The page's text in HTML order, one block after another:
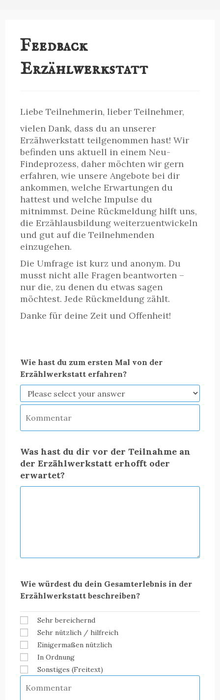
Feedback
Erzählwerkstatt
Liebe Teilnehmerin, lieber Teilnehmer,
vielen Dank, dass du an unserer
Erzähwerkstatt teilgenommen hast! Wir
befinden uns aktuell in einem Neu-
Findeprozess, daher möchten wir gern
erfahren, wie unsere Angebote bei dir
ankommen, welche Erwartungen du
hattest und welche Impulse du
mitnimmst. Deine Rückmeldung hilft uns,
die Erzählausbildung weiterzuentwickeln
und gut auf die Teilnehmenden
einzugehen.
Die Umfrage ist kurz und anonym. Du
musst nicht alle Fragen beantworten –
nur die, zu denen du etwas sagen
möchtest. Jede Rückmeldung zählt.
Danke für deine Zeit und Offenheit!
Wie hast du zum ersten Mal von der
Erzählwerkstatt erfahren?
Was hast du dir vor der Teilnahme an
der Erzählwerkstatt erhofft oder
erwartet?
Wie würdest du dein Gesamterlebnis in der
Erzählwerkstatt beschreiben?
Sehr bereichernd
Sehr nützlich / hilfreich
Einigermaßen nützlich
In Ordnung
Sonstiges (Freitext)